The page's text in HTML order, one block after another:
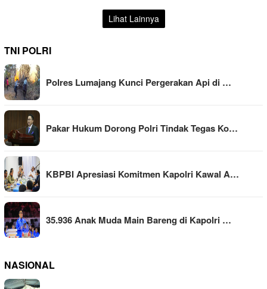
Lihat Lainnya
TNI POLRI
Polres Lumajang Kunci Pergerakan Api di …
Pakar Hukum Dorong Polri Tindak Tegas Ko…
KBPBI Apresiasi Komitmen Kapolri Kawal A…
35.936 Anak Muda Main Bareng di Kapolri …
NASIONAL